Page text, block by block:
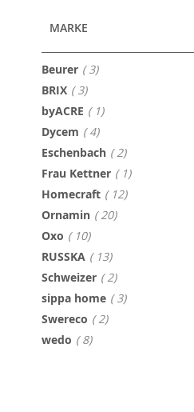
MARKE
Beurer 3Artikel
BRIX 3Artikel
byACRE 1Artikel
Dycem 4Artikel
Eschenbach 2Artikel
Frau Kettner 1Artikel
Homecraft 12Artikel
Ornamin 20Artikel
Oxo 10Artikel
RUSSKA 13Artikel
Schweizer 2Artikel
sippa home 3Artikel
Swereco 2Artikel
wedo 8Artikel